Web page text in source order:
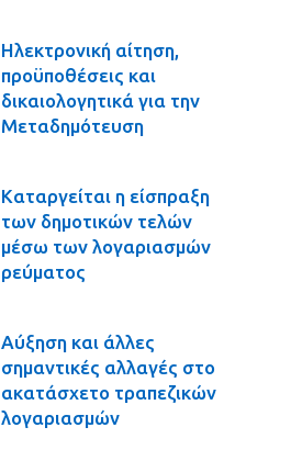
Ηλεκτρονική αίτηση,
προϋποθέσεις και
δικαιολογητικά για την
Μεταδημότευση
Καταργείται η είσπραξη
των δημοτικών τελών
μέσω των λογαριασμών
ρεύματος
Αύξηση και άλλες
σημαντικές αλλαγές στο
ακατάσχετο τραπεζικών
λογαριασμών